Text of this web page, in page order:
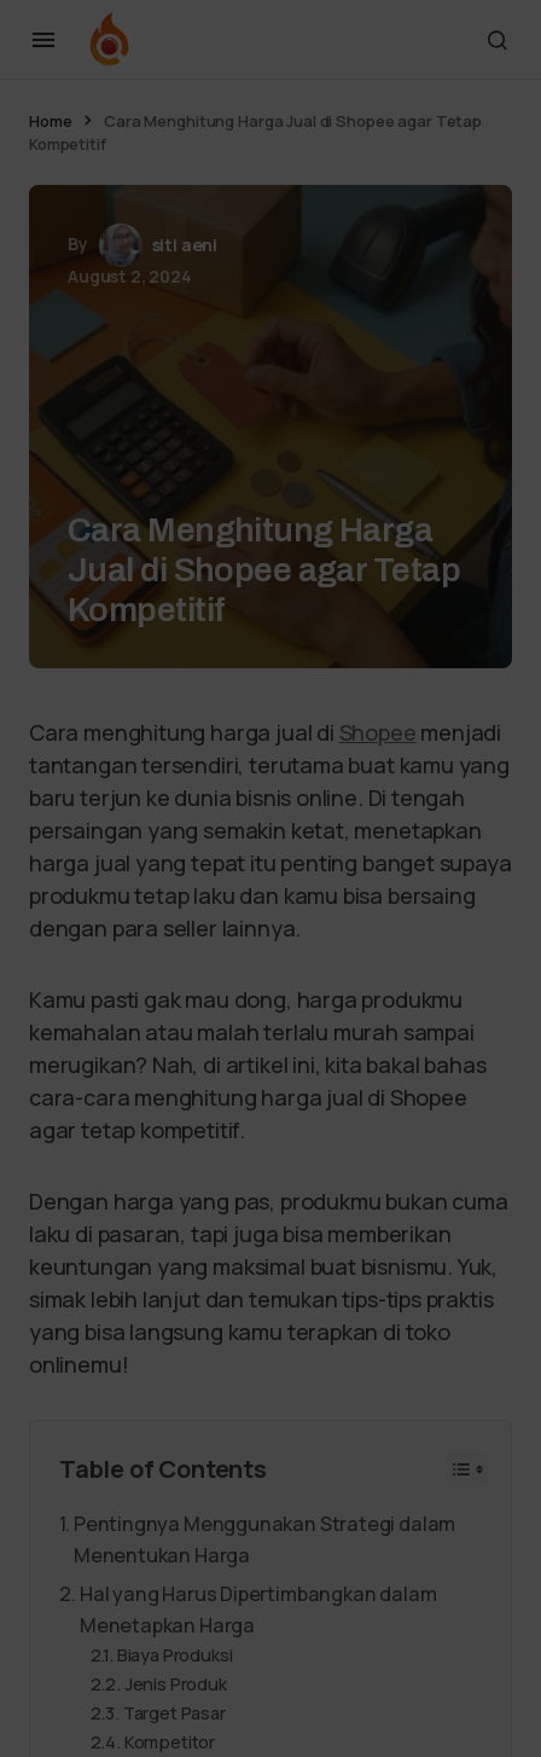
Home
Cara Menghitung Harga Jual di Shopee agar Tetap
Kompetitif
By
siti aeni
August 2, 2024
Cara Menghitung Harga
Jual di Shopee agar Tetap
Kompetitif
Cara menghitung harga jual di Shopee menjadi
tantangan tersendiri, terutama buat kamu yang
baru terjun ke dunia bisnis online. Di tengah
persaingan yang semakin ketat, menetapkan
harga jual yang tepat itu penting banget supaya
produkmu tetap laku dan kamu bisa bersaing
dengan para seller lainnya.
Kamu pasti gak mau dong, harga produkmu
kemahalan atau malah terlalu murah sampai
merugikan? Nah, di artikel ini, kita bakal bahas
cara-cara menghitung harga jual di Shopee
agar tetap kompetitif.
Dengan harga yang pas, produkmu bukan cuma
laku di pasaran, tapi juga bisa memberikan
keuntungan yang maksimal buat bisnismu. Yuk,
simak lebih lanjut dan temukan tips-tips praktis
yang bisa langsung kamu terapkan di toko
onlinemu!
Table of Contents
Pentingnya Menggunakan Strategi dalam
Menentukan Harga
Hal yang Harus Dipertimbangkan dalam
Menetapkan Harga
Biaya Produksi
Jenis Produk
Target Pasar
Kompetitor